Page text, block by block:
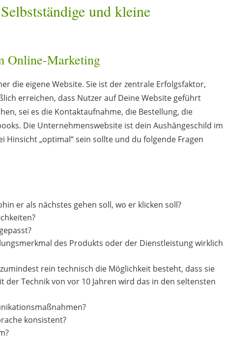
und kleine
Online-Marketing
die eigene Website. Sie ist der zentrale Erfolgsfaktor,
erreichen, dass Nutzer auf Deine Website geführt
sei es die Kontaktaufnahme, die Bestellung, die
Die Unternehmenswebsite ist dein Aushängeschild im
„optimal“ sein sollte und du folgende Fragen
er als nächstes gehen soll, wo er klicken soll?
des Produkts oder der Dienstleistung wirklich
rein technisch die Möglichkeit besteht, dass sie
Technik von vor 10 Jahren wird das in den seltensten
konsistent?